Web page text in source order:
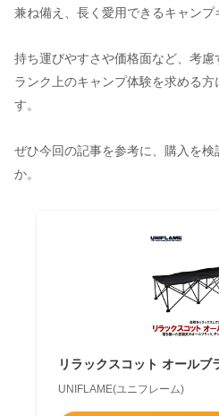
兼ね備え、長く愛用できるキャンプ
持ち運びやすさや価格面など、考
ランク上のキャンプ体験を求める
す。
ぜひ今回の記事を参考に、購入を
か。
リラックスコット オールブ
UNIFLAME(ユニフレーム)